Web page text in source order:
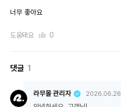
너무 좋아요
도움돼요 0
댓글 1
라무몰 관리자 2026.06.26